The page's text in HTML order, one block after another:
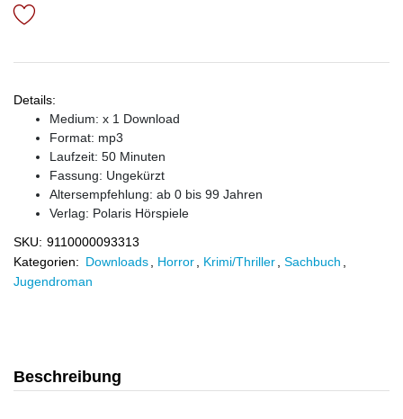
Details:
Medium: x 1 Download
Format: mp3
Laufzeit: 50 Minuten
Fassung: Ungekürzt
Altersempfehlung: ab 0 bis 99 Jahren
Verlag: Polaris Hörspiele
SKU: 9110000093313
Kategorien: Downloads Horror Krimi/Thriller Sachbuch
Jugendroman
Beschreibung